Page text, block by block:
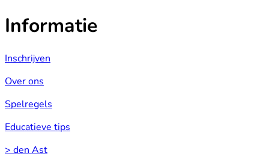
Informatie
Inschrijven
Over ons
Spelregels
Educatieve tips
> den Ast